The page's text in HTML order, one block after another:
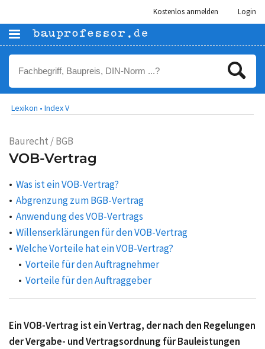
Kostenlos anmelden Login
Lexikon • Index V
Baurecht / BGB
VOB-Vertrag
Was ist ein VOB-Vertrag?
Abgrenzung zum BGB-Vertrag
Anwendung des VOB-Vertrags
Willenserklärungen für den VOB-Vertrag
Welche Vorteile hat ein VOB-Vertrag?
Vorteile für den Auftragnehmer
Vorteile für den Auftraggeber
Ein VOB-Vertrag ist ein Vertrag, der nach den Regelungen
der Vergabe- und Vertragsordnung für Bauleistungen